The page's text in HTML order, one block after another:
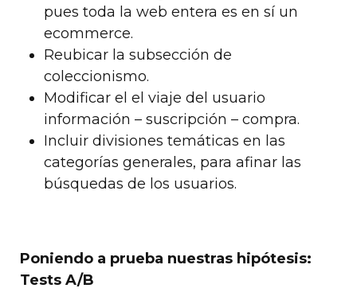
pues toda la web entera es en sí un
ecommerce.
Reubicar la subsección de
coleccionismo.
Modificar el el viaje del usuario
información – suscripción – compra.
Incluir divisiones temáticas en las
categorías generales, para afinar las
búsquedas de los usuarios.
Poniendo a prueba nuestras hipótesis:
Tests A/B